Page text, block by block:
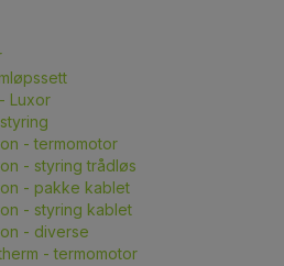
Luxor
- termomotor
- styring trådløs
- pakke kablet
- styring kablet
- diverse
- termomotor